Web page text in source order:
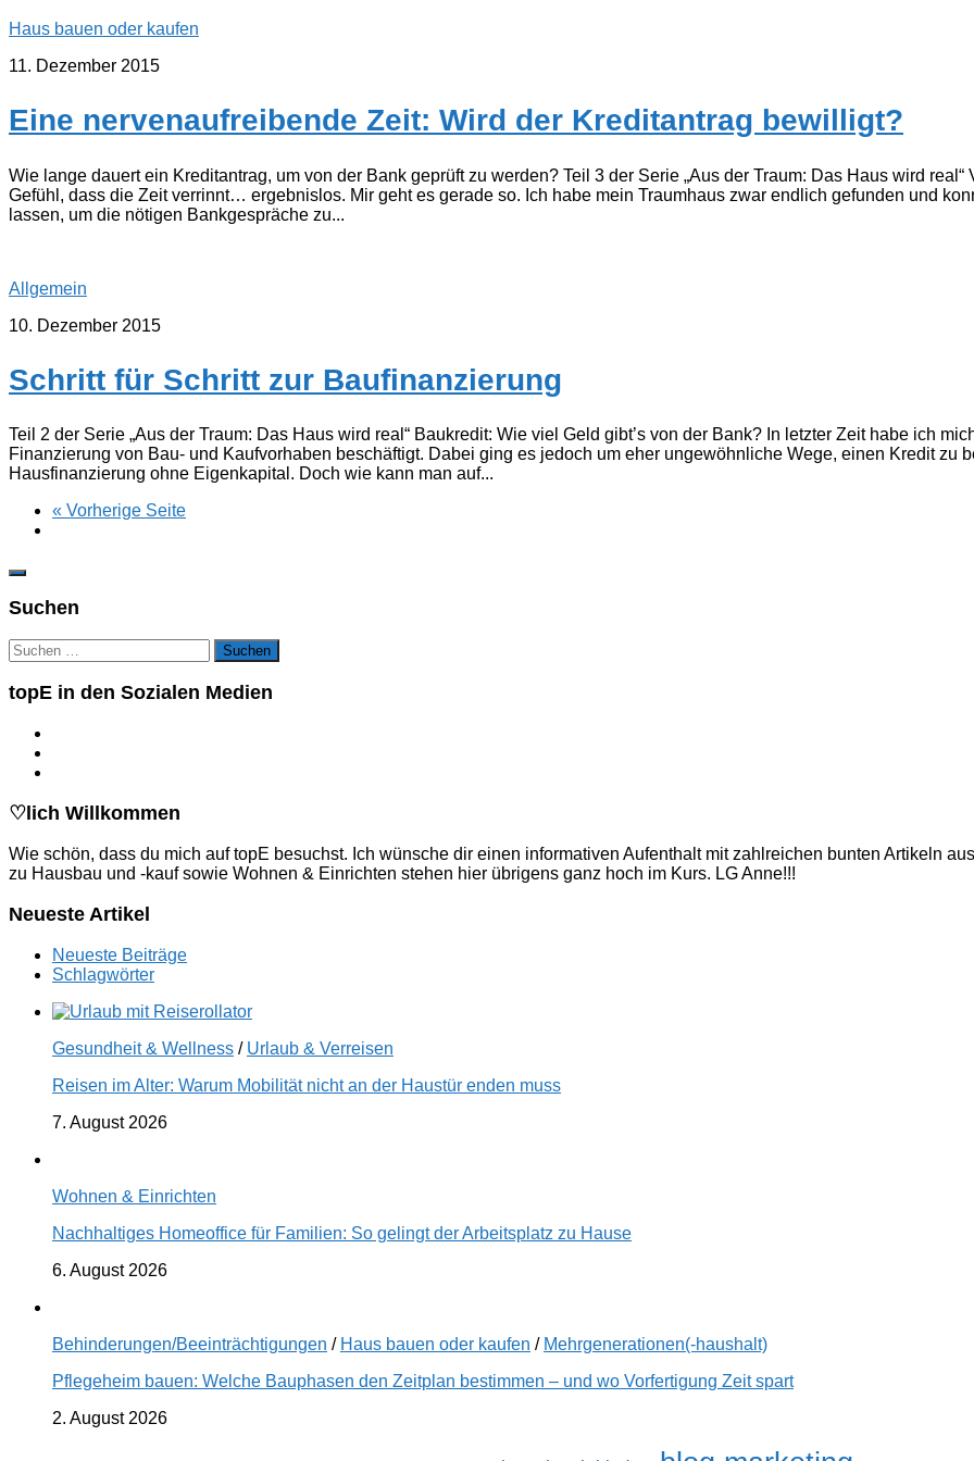
Haus bauen oder kaufen
11. Dezember 2015
Eine nervenaufreibende Zeit: Wird der Kreditantrag bewilligt?
Wie lange dauert ein Kreditantrag, um von der Bank geprüft zu werden? Teil 3 der Serie „Aus der Traum: Das Haus wird
Gefühl, dass die Zeit verrinnt… ergebnislos. Mir geht es gerade so. Ich habe mein Traumhaus zwar endlich gefunden und
lassen, um die nötigen Bankgespräche zu...
Allgemein
10. Dezember 2015
Schritt für Schritt zur Baufinanzierung
Teil 2 der Serie „Aus der Traum: Das Haus wird real“ Baukredit: Wie viel Geld gibt’s von der Bank? In letzter Zeit habe ich
Finanzierung von Bau- und Kaufvorhaben beschäftigt. Dabei ging es jedoch um eher ungewöhnliche Wege, einen Kredit zu
Hausfinanzierung ohne Eigenkapital. Doch wie kann man auf...
« Vorherige Seite
Suchen
Suchen
nach:
topE in den Sozialen Medien
♡lich Willkommen
Wie schön, dass du mich auf topE besuchst. Ich wünsche dir einen informativen Aufenthalt mit zahlreichen bunten Artikeln
zu Hausbau und -kauf sowie Wohnen & Einrichten stehen hier übrigens ganz hoch im Kurs. LG Anne!!!
Neueste Artikel
Neueste Beiträge
Schlagwörter
Gesundheit & Wellness / Urlaub & Verreisen
Reisen im Alter: Warum Mobilität nicht an der Haustür enden muss
7. August 2026
Wohnen & Einrichten
Nachhaltiges Homeoffice für Familien: So gelingt der Arbeitsplatz zu Hause
6. August 2026
Behinderungen/Beeinträchtigungen / Haus bauen oder kaufen / Mehrgenerationen(-haushalt)
Pflegeheim bauen: Welche Bauphasen den Zeitplan bestimmen – und wo Vorfertigung Zeit spart
2. August 2026